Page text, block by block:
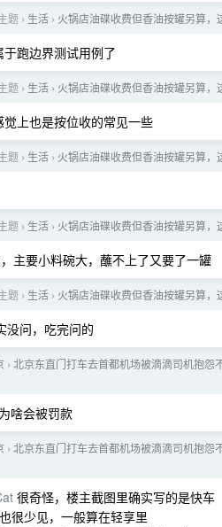
题 › 生活 › 火锅店油碟收费但香油按罐另算，
跑边界测试用例了
题 › 生活 › 火锅店油碟收费但香油按罐另算，
觉上也是按位收的常见一些
题 › 生活 › 火锅店油碟收费但香油按罐另算，
题 › 生活 › 火锅店油碟收费但香油按罐另算，
主要小料碗大，蘸不上了又要了一罐
题 › 生活 › 火锅店油碟收费但香油按罐另算，
没问，吃完问的
› 北京东直门打车去首都机场被滴滴司机抱怨
啥会被罚款
› 北京东直门打车去首都机场被滴滴司机抱怨
很奇怪，楼主截图里确实写的是快车
很少见，一般算在轻享里